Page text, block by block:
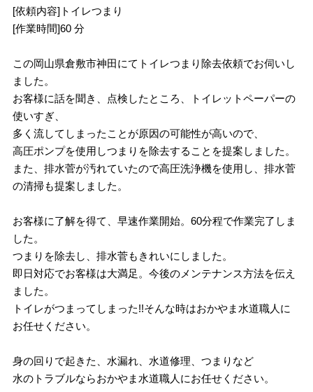
[依頼内容]トイレつまり
[作業時間]60 分
この岡山県倉敷市神田にてトイレつまり除去依頼でお伺いし
ました。
お客様に話を聞き、点検したところ、トイレットペーパーの
使いすぎ、
多く流してしまったことが原因の可能性が高いので、
高圧ポンプを使用しつまりを除去することを提案しました。
また、排水菅が汚れていたので高圧洗浄機を使用し、排水菅
の清掃も提案しました。
お客様に了解を得て、早速作業開始。60分程で作業完了しま
した。
つまりを除去し、排水菅もきれいにしました。
即日対応でお客様は大満足。今後のメンテナンス方法を伝え
ました。
トイレがつまってしまった!!そんな時はおかやま水道職人に
お任せください。
身の回りで起きた、水漏れ、水道修理、つまりなど
水のトラブルならおかやま水道職人にお任せください。